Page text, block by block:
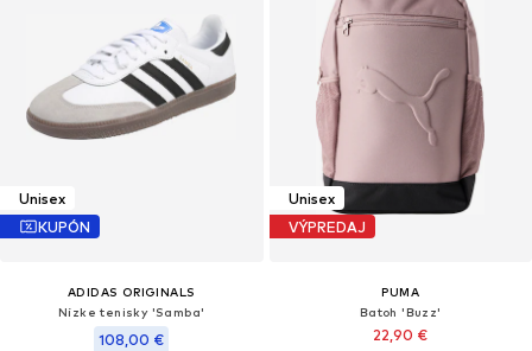
Unisex
KUPÓN
ADIDAS ORIGINALS
Nízke tenisky 'Samba'
108,00 €
Unisex
VÝPREDAJ
PUMA
Batoh 'Buzz'
22,90 €